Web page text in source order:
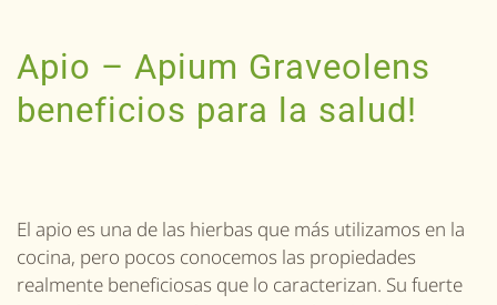
Apio – Apium Graveolens
beneficios para la salud!
El apio es una de las hierbas que más utilizamos en la
cocina, pero pocos conocemos las propiedades
realmente beneficiosas que lo caracterizan. Su fuerte